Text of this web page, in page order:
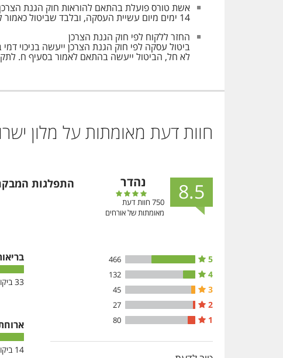
14 ימים מיום עשיית העסקה, ובלבד שביטול כאמור לא ייעשה בתוך שבעה ימים שאינם ימי מנוחה קודם למועד שבו אמור השירות להינתן.
החזר ללקוח לפי חוק הגנת הצרכן
לא חל, הביטול ייעשה בהתאם לאמור בסעיף ח.
חוות דעת מאומתות על מלון
8.5 נהדר
750 חוות דעת
מאומתות של אורחים
התפלגות
5
466
4
132
3
45
2
27
1
80
33
14